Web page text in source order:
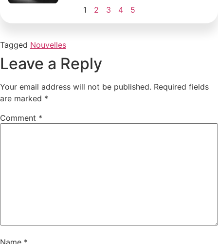
1 2 3 4 5
Tagged Nouvelles
Leave a Reply
Your email address will not be published. Required fields
are marked *
Comment *
Name *